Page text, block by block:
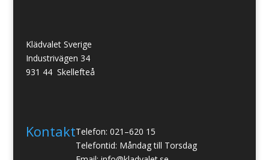
Klädvalet Sverige
Industrivägen 34
931 44 Skellefteå
KontaktTelefon: 021–620 15
Telefontid: Måndag till Torsdag